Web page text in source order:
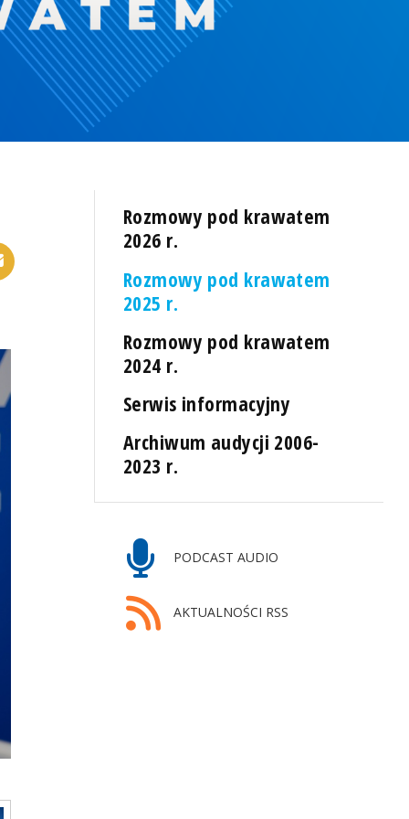
Rozmowy pod krawatem
2026 r.
Rozmowy pod krawatem
2025 r.
Rozmowy pod krawatem
2024 r.
Serwis informacyjny
Archiwum audycji 2006-
2023 r.
PODCAST AUDIO
AKTUALNOŚCI RSS